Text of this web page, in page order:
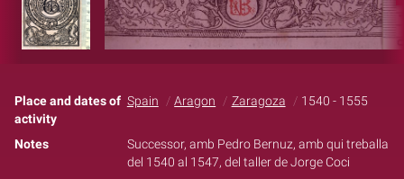
Place and dates of
activity
Spain Aragon Zaragoza 1540 - 1555
Notes
Successor, amb Pedro Bernuz, amb qui treballa
del 1540 al 1547, del taller de Jorge Coci